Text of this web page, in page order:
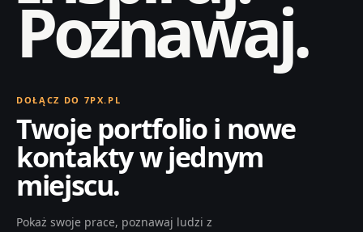
Poznawaj.
DOŁĄCZ DO 7PX.PL
Twoje portfolio i nowe
kontakty w jednym
miejscu.
Pokaż swoje prace, poznawaj ludzi z